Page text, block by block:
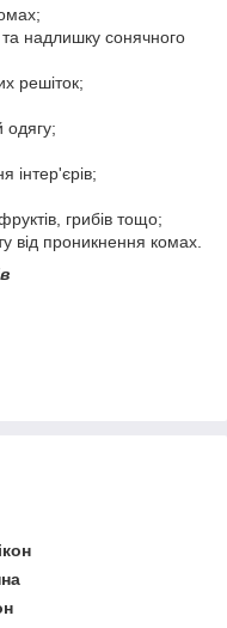
та надлишку сонячного
решіток;
одягу;
інтер'єрів;
грибів тощо;
від проникнення комах.